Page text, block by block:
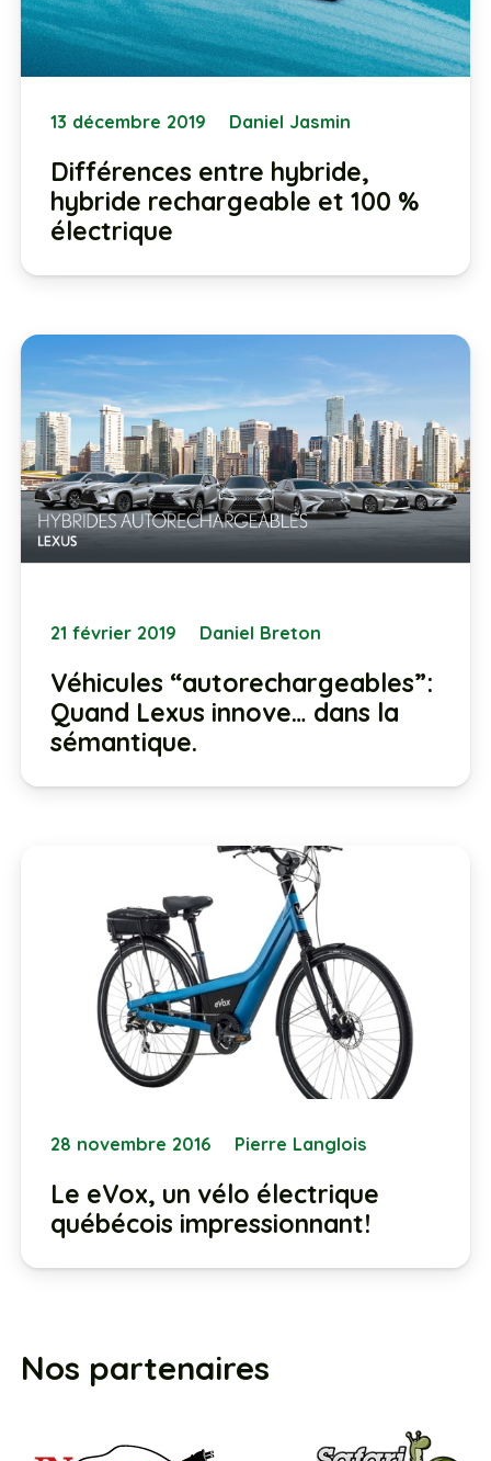
13 décembre 2019 Daniel Jasmin
Différences entre hybride,
hybride rechargeable et 100 %
électrique
21 février 2019 Daniel Breton
Véhicules “autorechargeables”:
Quand Lexus innove… dans la
sémantique.
28 novembre 2016 Pierre Langlois
Le eVox, un vélo électrique
québécois impressionnant!
Nos partenaires